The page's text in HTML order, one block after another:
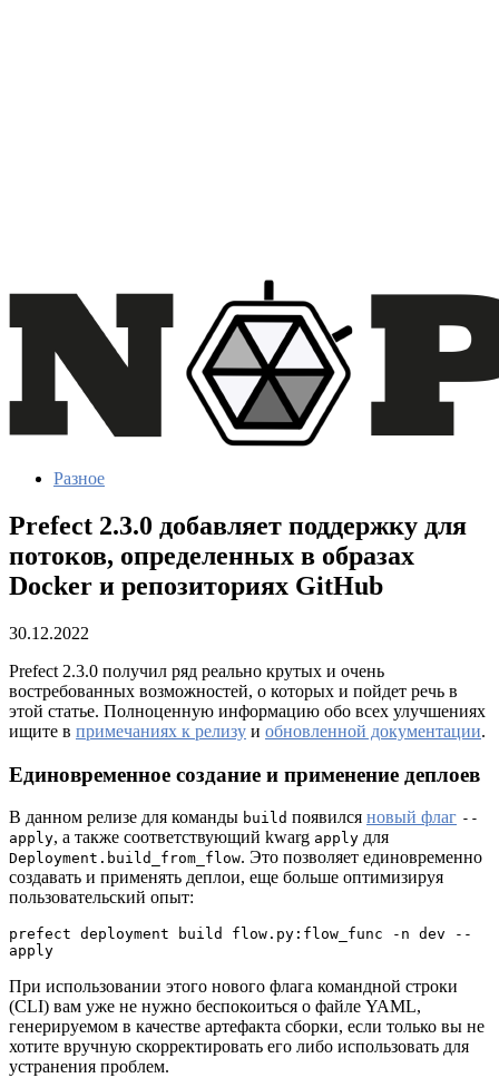
Разное
Prefect 2.3.0 добавляет поддержку для
потоков, определенных в образах
Docker и репозиториях GitHub
30.12.2022
Prefect 2.3.0 получил ряд реально крутых и очень
востребованных возможностей, о которых и пойдет речь в
этой статье. Полноценную информацию обо всех улучшениях
ищите в примечаниях к релизу и обновленной документации.
Единовременное создание и применение деплоев
В данном релизе для команды build появился новый флаг --
apply, а также соответствующий kwarg apply для
Deployment.build_from_flow. Это позволяет единовременно
создавать и применять деплои, еще больше оптимизируя
пользовательский опыт:
prefect deployment build flow.py:flow_func -n dev --
apply
При использовании этого нового флага командной строки
(CLI) вам уже не нужно беспокоиться о файле YAML,
генерируемом в качестве артефакта сборки, если только вы не
хотите вручную скорректировать его либо использовать для
устранения проблем.